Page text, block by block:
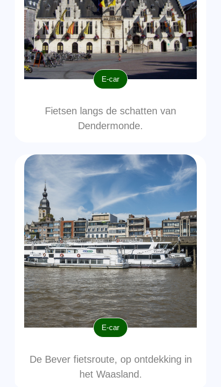
E-car
Fietsen langs de schatten van
Dendermonde.
E-car
De Bever fietsroute, op ontdekking in
het Waasland.